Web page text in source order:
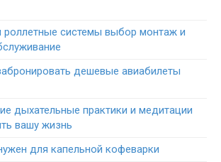
роллетные системы выбор монтаж и
дешевые авиабилеты
дыхательные практики и медитации
вашу жизнь
для капельной кофеварки